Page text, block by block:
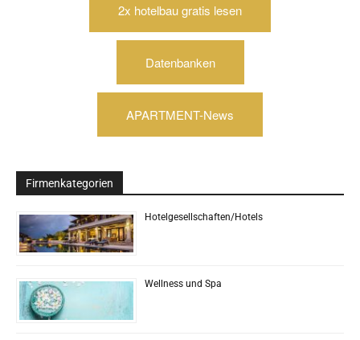
2x hotelbau gratis lesen
Datenbanken
APARTMENT-News
Firmenkategorien
Hotelgesellschaften/Hotels
Wellness und Spa